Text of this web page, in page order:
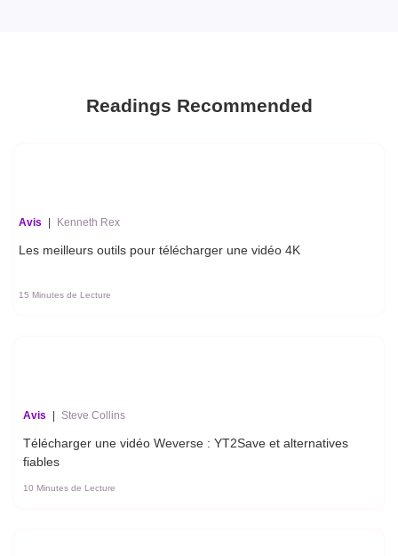
Readings Recommended
Avis | Kenneth Rex
Les meilleurs outils pour télécharger une vidéo 4K
15 Minutes de Lecture
Avis | Steve Collins
Télécharger une vidéo Weverse : YT2Save et alternatives
fiables
10 Minutes de Lecture